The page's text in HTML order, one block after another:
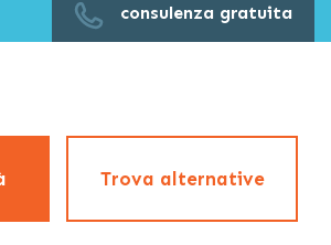
consulenza gratuita
Trova alternative